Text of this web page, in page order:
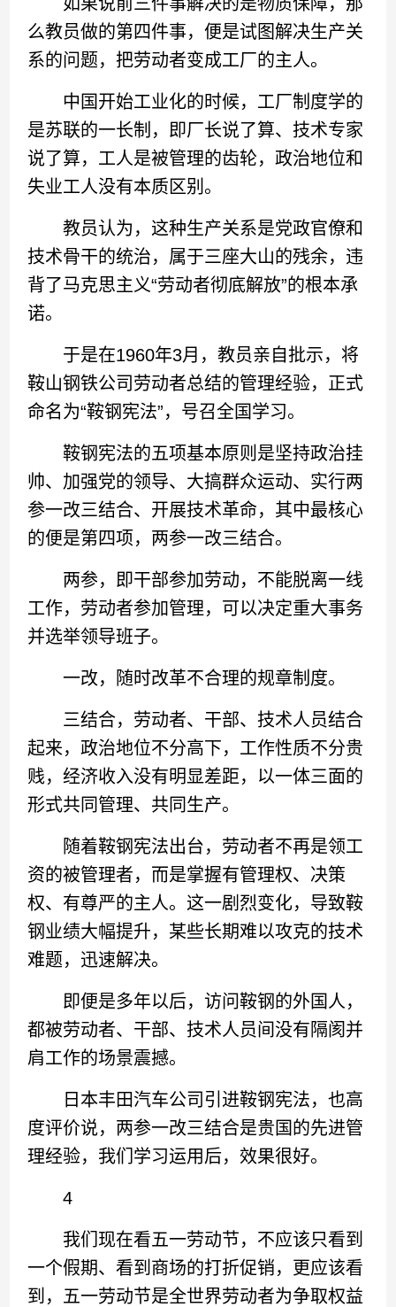
么教员做的第四件事，便是试图解决生产关
系的问题，把劳动者变成工厂的主人。
中国开始工业化的时候，工厂制度学的
是苏联的一长制，即厂长说了算、技术专家
说了算，工人是被管理的齿轮，政治地位和
失业工人没有本质区别。
教员认为，这种生产关系是党政官僚和
技术骨干的统治，属于三座大山的残余，违
背了马克思主义“劳动者彻底解放”的根本承
诺。
于是在1960年3月，教员亲自批示，将
鞍山钢铁公司劳动者总结的管理经验，正式
命名为“鞍钢宪法”，号召全国学习。
鞍钢宪法的五项基本原则是坚持政治挂
帅、加强党的领导、大搞群众运动、实行两
参一改三结合、开展技术革命，其中最核心
的便是第四项，两参一改三结合。
两参，即干部参加劳动，不能脱离一线
工作，劳动者参加管理，可以决定重大事务
并选举领导班子。
一改，随时改革不合理的规章制度。
三结合，劳动者、干部、技术人员结合
起来，政治地位不分高下，工作性质不分贵
贱，经济收入没有明显差距，以一体三面的
形式共同管理、共同生产。
随着鞍钢宪法出台，劳动者不再是领工
资的被管理者，而是掌握有管理权、决策
权、有尊严的主人。这一剧烈变化，导致鞍
钢业绩大幅提升，某些长期难以攻克的技术
难题，迅速解决。
即便是多年以后，访问鞍钢的外国人，
都被劳动者、干部、技术人员间没有隔阂并
肩工作的场景震撼。
日本丰田汽车公司引进鞍钢宪法，也高
度评价说，两参一改三结合是贵国的先进管
理经验，我们学习运用后，效果很好。
4
我们现在看五一劳动节，不应该只看到
一个假期、看到商场的打折促销，更应该看
到，五一劳动节是全世界劳动者为争取权益